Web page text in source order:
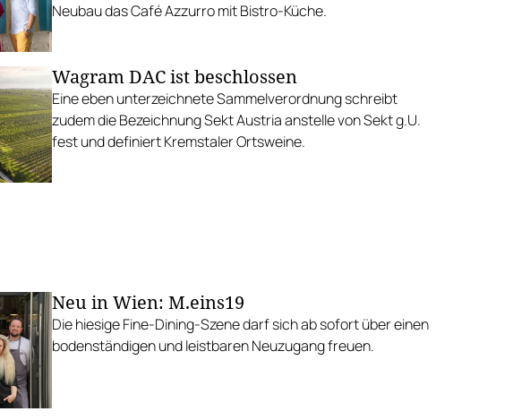
Neubau das Café Azzurro mit Bistro-Küche.
Wagram DAC ist beschlossen
Eine eben unterzeichnete Sammelverordnung schreibt
zudem die Bezeichnung Sekt Austria anstelle von Sekt g.U.
fest und definiert Kremstaler Ortsweine.
Neu in Wien: M.eins19
Die hiesige Fine-Dining-Szene darf sich ab sofort über einen
bodenständigen und leistbaren Neuzugang freuen.